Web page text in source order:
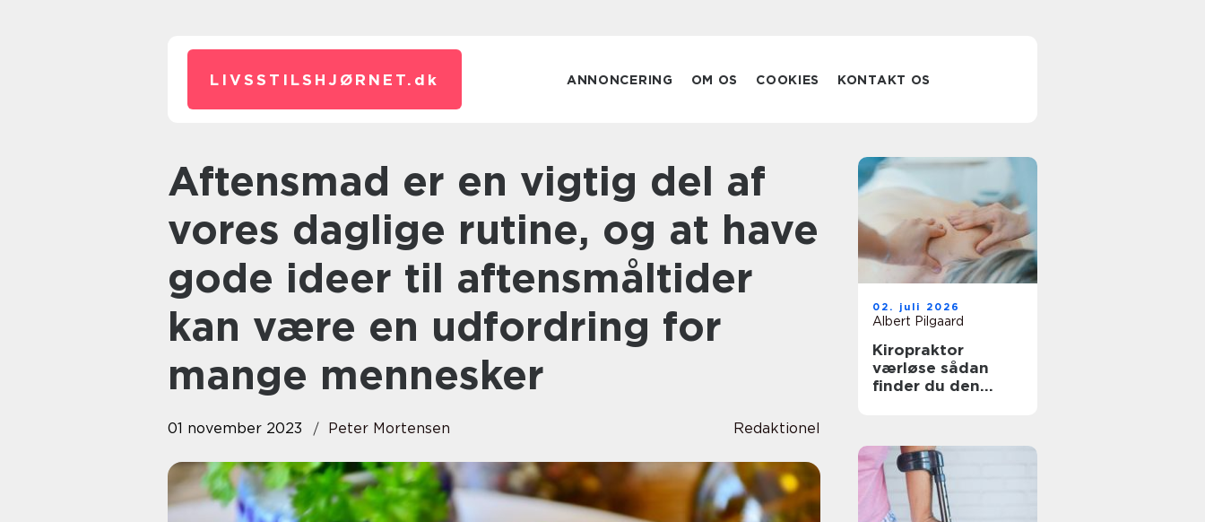
LIVSSTILSHJØRNET. dk ANNONCERING OM OS COOKIES KONTAKT OS
Aftensmad er en vigtig del af
vores daglige rutine, og at have
gode ideer til aftensmåltider
kan være en udfordring for
mange mennesker
01 november 2023 Peter Mortensen Redaktionel
02. juli 2026
Albert Pilgaard
Kiropraktor
værløse sådan
finder du den